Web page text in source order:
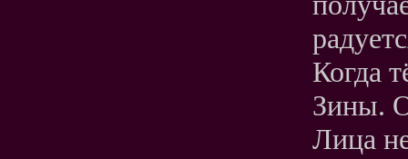
Когда
Зины.
Лица